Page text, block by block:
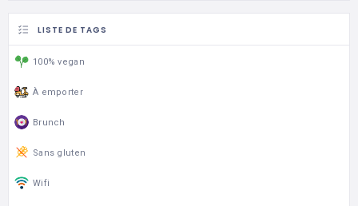
LISTE DE TAGS
100% vegan
À emporter
Brunch
Sans gluten
Wifi